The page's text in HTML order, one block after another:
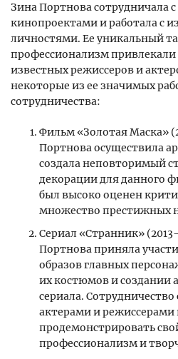
Зина Портнова сотрудничала
кинопроектами и работала с
личностями. Ее уникальный
профессионализм
известных режиссеров и
некоторые из ее значимых
сотрудничества:
Фильм «Золотая Маска»
Портнова осуществила
создала неповторимый
декорации для данного
был высоко оценен
множество престижных
Сериал «Странник»
Портнова приняла
образов главных
их костюмов и создании
сериала.
актерами и режиссерами
продемонстрировать
профессионализм и